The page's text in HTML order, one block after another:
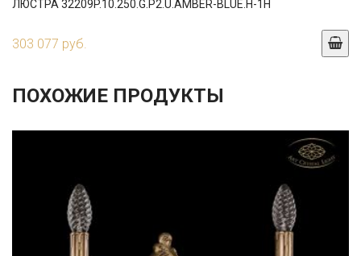
ЛЮСТРА 32209P.10.250.G.P2.U.AMBER-BLUE.H-1H
303 077 руб.
ПОХОЖИЕ ПРОДУКТЫ